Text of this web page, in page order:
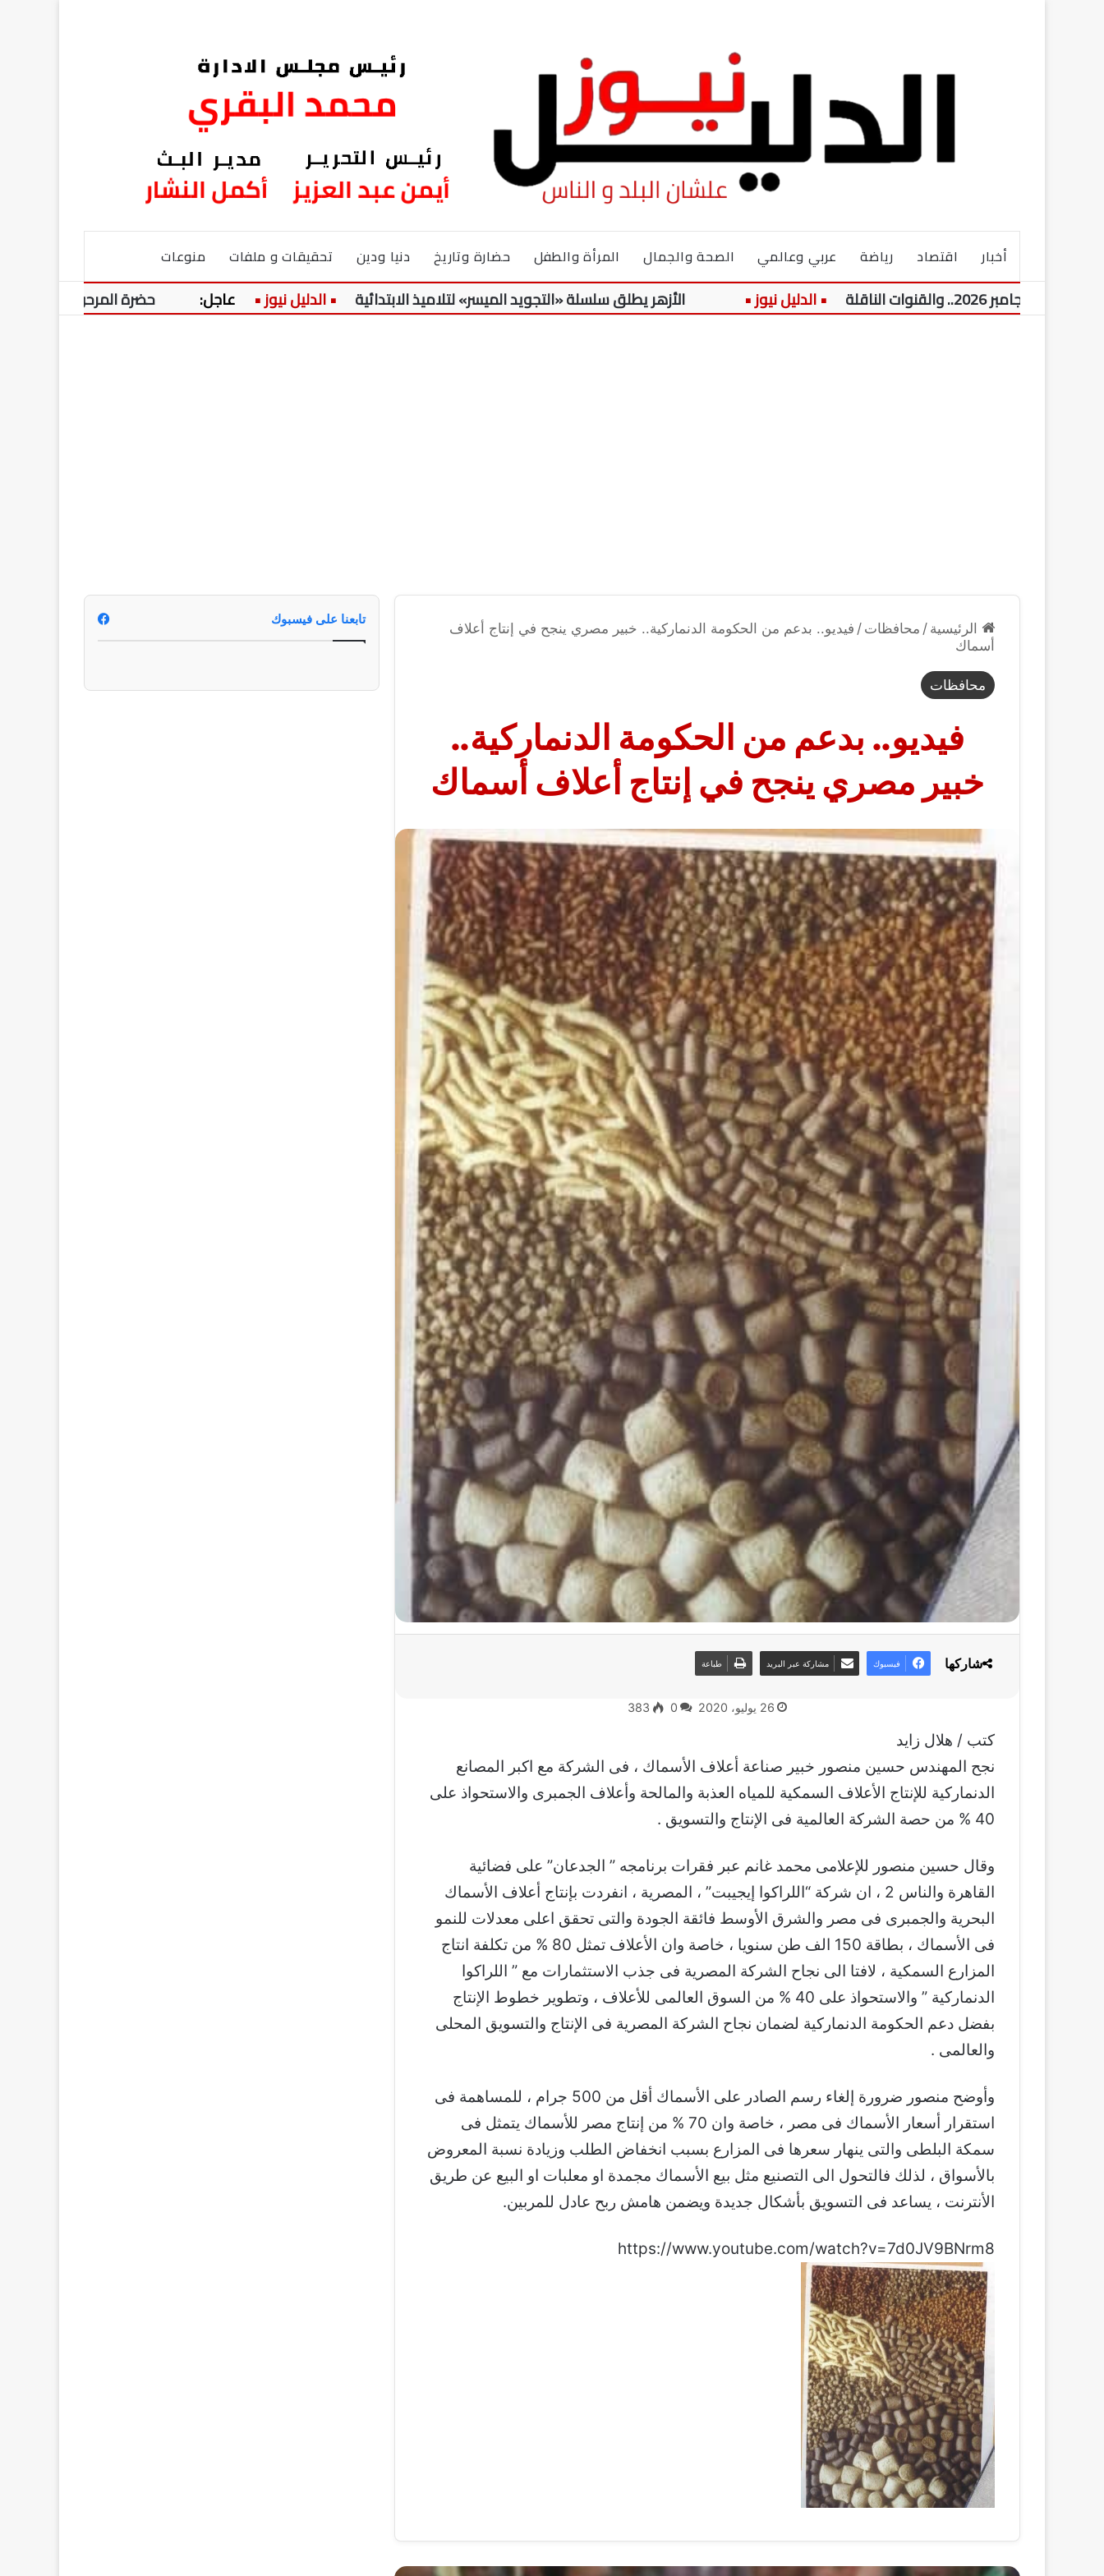
أخبار اقتصاد رياضة عربي وعالمي الصحة والجمال المرأة والطفل حضارة وتاريخ دنيا ودين تحقيقات و ملفات منوعات
الأزهر يطلق سلسلة «التجويد الميسر» لتلاميذ الابتدائية عاجل: حضرة المرحوم السعيد!
الرئيسية / محافظات / فيديو.. بدعم من الحكومة الدنماركية.. خبير مصري ينجح في إنتاج أعلاف
أسماك
محافظات
فيديو.. بدعم من الحكومة الدنماركية..
خبير مصري ينجح في إنتاج أعلاف أسماك
26 يوليو، 2020 0
383
كتب / هلال زايد
نجح المهندس حسين منصور خبير صناعة أعلاف الأسماك ، فى الشركة مع اكبر المصانع
الدنماركية للإنتاج الأعلاف السمكية للمياه العذبة والمالحة وأعلاف الجمبرى والاستحواذ على
40 % من حصة الشركة العالمية فى الإنتاج والتسويق .
وقال حسين منصور للإعلامى محمد غانم عبر فقرات برنامجه ” الجدعان” على فضائية
القاهرة والناس 2 ، ان شركة “اللراكوا إيجيبت” ، المصرية ، انفردت بإنتاج أعلاف الأسماك
البحرية والجمبرى فى مصر والشرق الأوسط فائقة الجودة والتى تحقق اعلى معدلات للنمو
فى الأسماك ، بطاقة 150 الف طن سنويا ، خاصة وان الأعلاف تمثل 80 % من تكلفة انتاج
المزارع السمكية ، لافتا الى نجاح الشركة المصرية فى جذب الاستثمارات مع ” اللراكوا
الدنماركية ” والاستحواذ على 40 % من السوق العالمى للأعلاف ، وتطوير خطوط الإنتاج
بفضل دعم الحكومة الدنماركية لضمان نجاح الشركة المصرية فى الإنتاج والتسويق المحلى
والعالمى .
وأوضح منصور ضرورة إلغاء رسم الصادر على الأسماك أقل من 500 جرام ، للمساهمة فى
استقرار أسعار الأسماك فى مصر ، خاصة وان 70 % من إنتاج مصر للأسماك يتمثل فى
سمكة البلطى والتى ينهار سعرها فى المزارع بسبب انخفاض الطلب وزيادة نسبة المعروض
بالأسواق ، لذلك فالتحول الى التصنيع مثل بيع الأسماك مجمدة او معلبات او البيع عن طريق
الأنترنت ، يساعد فى التسويق بأشكال جديدة ويضمن هامش ربح عادل للمربين.
https://www.youtube.com/watch?v=7d0JV9BNrm8
شاركها فيسبوك مشاركة عبر البريد طباعة
تابعنا على فيسبوك